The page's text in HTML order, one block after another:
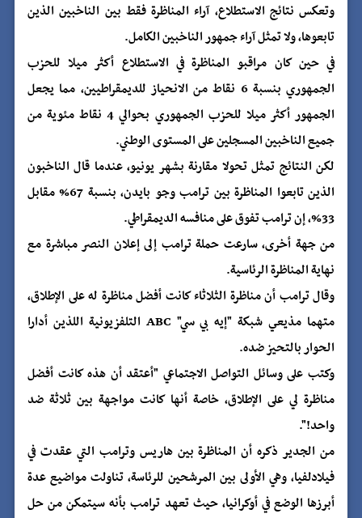
وتعكس نتائج الاستطلاع، آراء المناظرة فقط بين الناخبين الذين
تابعوها، ولا تمثل آراء جمهور الناخبين الكامل.
في حين كان مراقبو المناظرة في الاستطلاع أكثر ميلا للحزب
الجمهوري بنسبة 6 نقاط من الانحياز للديمقراطيين، مما يجعل
الجمهور أكثر ميلا للحزب الجمهوري بحوالي 4 نقاط مئوية من
جميع الناخبين المسجلين على المستوى الوطني.
لكن النتائج تمثل تحولا مقارنة بشهر يونيو، عندما قال الناخبون
الذين تابعوا المناظرة بين ترامب وجو بايدن، بنسبة 67% مقابل
33%، إن ترامب تفوق على منافسه الديمقراطي.
من جهة أخرى، سارعت حملة ترامب إلى إعلان النصر مباشرة مع
نهاية المناظرة الرئاسية.
وقال ترامب أن مناظرة الثلاثاء كانت أفضل مناظرة له على الإطلاق،
متهما مذيعي شبكة "إيه بي سي" ABC التلفزيونية اللذين أدارا
الحوار بالتحيز ضده.
وكتب على وسائل التواصل الاجتماعي "أعتقد أن هذه كانت أفضل
مناظرة لي على الإطلاق، خاصة أنها كانت مواجهة بين ثلاثة ضد
واحد!".
من الجدير ذكره أن المناظرة بين هاريس وترامب التي عقدت في
فيلادلفيا، وهي الأولى بين المرشحين للرئاسة، تناولت مواضيع عدة
أبرزها الوضع في أوكرانيا، حيث تعهد ترامب بأنه سيتمكن من حل